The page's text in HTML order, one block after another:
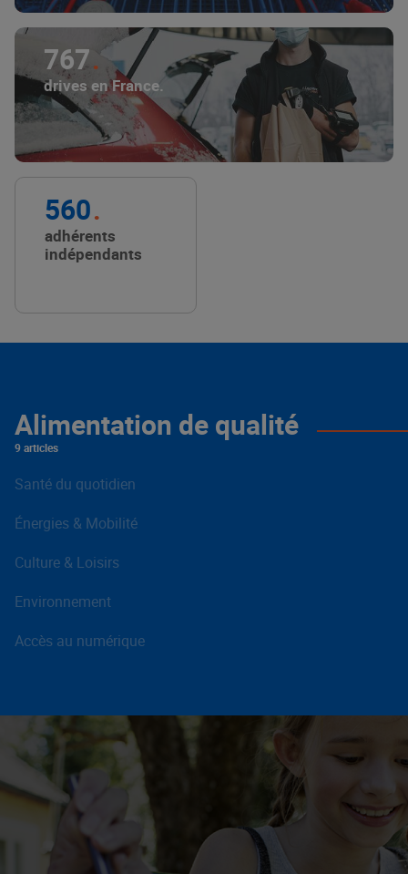
767
drives en France.
560
adhérents
indépendants
Alimentation de qualité
9 articles
Santé du quotidien
Énergies & Mobilité
Culture & Loisirs
Environnement
Accès au numérique